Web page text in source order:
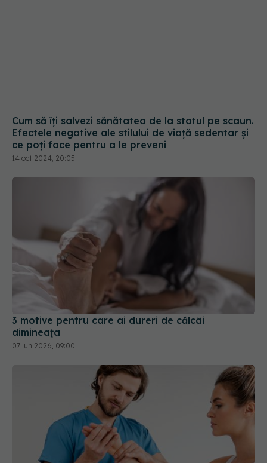
3 motive pentru care ai dureri de călcâi
dimineața
07 iun 2026, 09:00
Îți pocnesc genunchii, degetele sau umerii?
Adevărul despre articulațiile care „scârțâie”
23 iul 2026, 10:40
Cresc riscul de demență cu 20%